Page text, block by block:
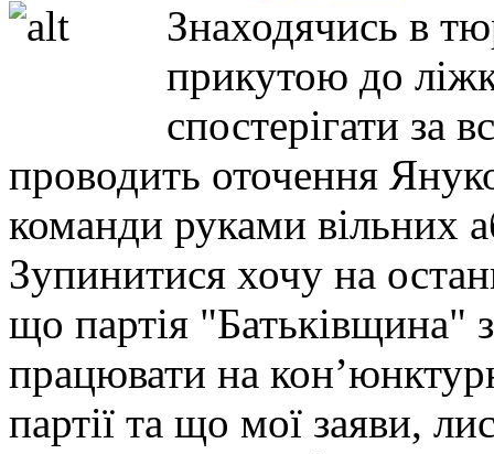
Знаходячись в
прикутою до
спостерігати за
проводить оточення
команди руками вільних
Зупинитися хочу на
що партія "Батьківщина"
працювати на
партії та що мої заяви,